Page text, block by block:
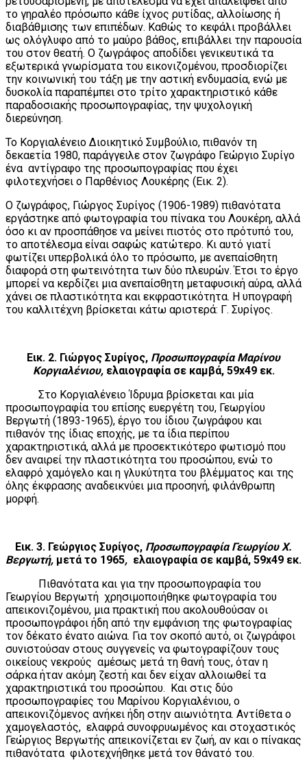
το γηραλέο πρόσωπο κάθε ίχνος ρυτίδας, αλλοίωσης ή
διαβάθμισης των επιπέδων. Καθώς το κεφάλι προβάλλει
ως ολόγλυφο από το μαύρο βάθος, επιβάλλει την παρουσία
του στον θεατή. Ο ζωγράφος αποδίδει γενικευτικά τα
εξωτερικά γνωρίσματα του εικονιζομένου, προσδιορίζει
την κοινωνική του τάξη με την αστική ενδυμασία, ενώ με
δυσκολία παραπέμπει στο τρίτο χαρακτηριστικό κάθε
παραδοσιακής προσωπογραφίας, την ψυχολογική
διερεύνηση.
Το Κοργιαλένειο Διοικητικό Συμβούλιο, πιθανόν τη
δεκαετία 1980, παράγγειλε στον ζωγράφο Γεώργιο Συρίγο
ένα αντίγραφο της προσωπογραφίας που έχει
φιλοτεχνήσει ο Παρθένιος Λουκέρης (Εικ. 2).
Ο ζωγράφος, Γιώργος Συρίγος (1906-1989) πιθανότατα
εργάστηκε από φωτογραφία του πίνακα του Λουκέρη, αλλά
όσο κι αν προσπάθησε να μείνει πιστός στο πρότυπό του,
το αποτέλεσμα είναι σαφώς κατώτερο. Κι αυτό γιατί
φωτίζει υπερβολικά όλο το πρόσωπο, με ανεπαίσθητη
διαφορά στη φωτεινότητα των δύο πλευρών. Έτσι το έργο
μπορεί να κερδίζει μια ανεπαίσθητη μεταφυσική αύρα, αλλά
χάνει σε πλαστικότητα και εκφραστικότητα. Η υπογραφή
του καλλιτέχνη βρίσκεται κάτω αριστερά: Γ. Συρίγος.
Εικ. 2. Γιώργος Συρίγος, Προσωπογραφία Μαρίνου
Κοργιαλένιου, ελαιογραφία σε καμβά, 59x49 εκ.
Στο Κοργιαλένειο Ίδρυμα βρίσκεται και μία
προσωπογραφία του επίσης ευεργέτη του, Γεωργίου
Βεργωτή (1893-1965), έργο του ίδιου ζωγράφου και
πιθανόν της ίδιας εποχής, με τα ίδια περίπου
χαρακτηριστικά, αλλά με προσεκτικότερο φωτισμό που
δεν αναιρεί την πλαστικότητα του προσώπου, ενώ το
ελαφρό χαμόγελο και η γλυκύτητα του βλέμματος και της
όλης έκφρασης αναδεικνύει μια προσηνή, φιλάνθρωπη
μορφή.
Εικ. 3. Γεώργιος Συρίγος, Προσωπογραφία Γεωργίου Χ.
Βεργωτή, μετά το 1965, ελαιογραφία σε καμβά, 59x49 εκ.
Πιθανότατα και για την προσωπογραφία του
Γεωργίου Βεργωτή χρησιμοποιήθηκε φωτογραφία του
απεικονιζομένου, μια πρακτική που ακολουθούσαν οι
προσωπογράφοι ήδη από την εμφάνιση της φωτογραφίας
τον δέκατο ένατο αιώνα. Για τον σκοπό αυτό, οι ζωγράφοι
συνιστούσαν στους συγγενείς να φωτογραφίζουν τους
οικείους νεκρούς αμέσως μετά τη θανή τους, όταν η
σάρκα ήταν ακόμη ζεστή και δεν είχαν αλλοιωθεί τα
χαρακτηριστικά του προσώπου. Και στις δύο
προσωπογραφίες του Μαρίνου Κοργιαλένιου, ο
απεικονιζόμενος ανήκει ήδη στην αιωνιότητα. Αντίθετα ο
χαμογελαστός, ελαφρά συνοφρυωμένος και στοχαστικός
Γεώργιος Βεργωτής απεικονίζεται εν ζωή, αν και ο πίνακας
πιθανότατα φιλοτεχνήθηκε μετά τον θάνατό του.